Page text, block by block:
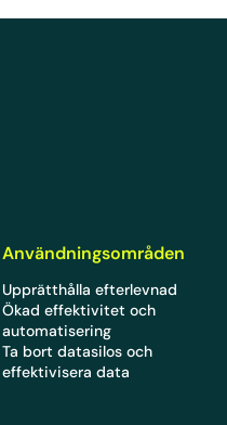
Användningsområden
Upprätthålla efterlevnad
Ökad effektivitet och
automatisering
Ta bort datasilos och
effektivisera data